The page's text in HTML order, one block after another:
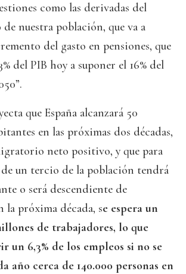
como las derivadas del
nuestra población, que va a
del gasto en pensiones, que
del PIB hoy a suponer el 16% del
que España alcanzará 50
en las próximas dos décadas,
neto positivo, y que para
un tercio de la población tendrá
o será descendiente de
la próxima década, se espera un
de trabajadores, lo que
un 6,3% de los empleos si no se
año cerca de 140.000 personas en